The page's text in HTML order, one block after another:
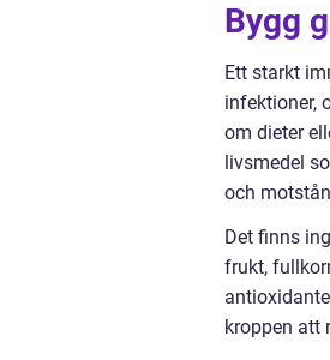
Bygg
Ett starkt
infektioner,
om dieter
livsmedel
och
Det finns
frukt,
kroppen att